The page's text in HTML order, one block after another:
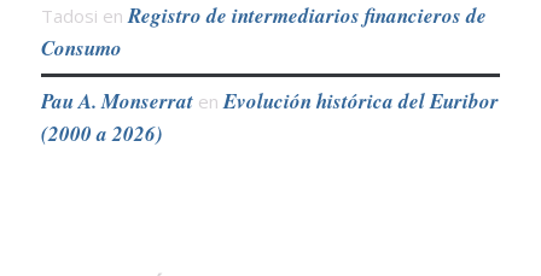
Tadosi enRegistro de intermediarios financieros de
Consumo
Pau A. MonserratenEvolución histórica del Euribor
(2000 a 2026)